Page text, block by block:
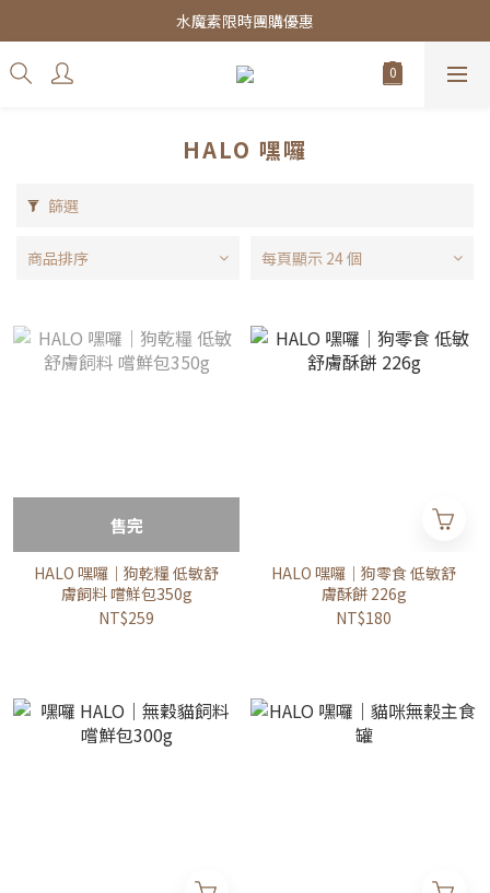
皇家飼料75折餐包$38起
水魔素限時團購優惠
皇家飼料75折餐包$38起
HALO 嘿囉
篩選
商品排序 每頁顯示 24 個
售完
HALO 嘿囉｜狗乾糧 低敏舒
膚飼料 嚐鮮包350g
NT$259
HALO 嘿囉｜狗零食 低敏舒
膚酥餅 226g
NT$180